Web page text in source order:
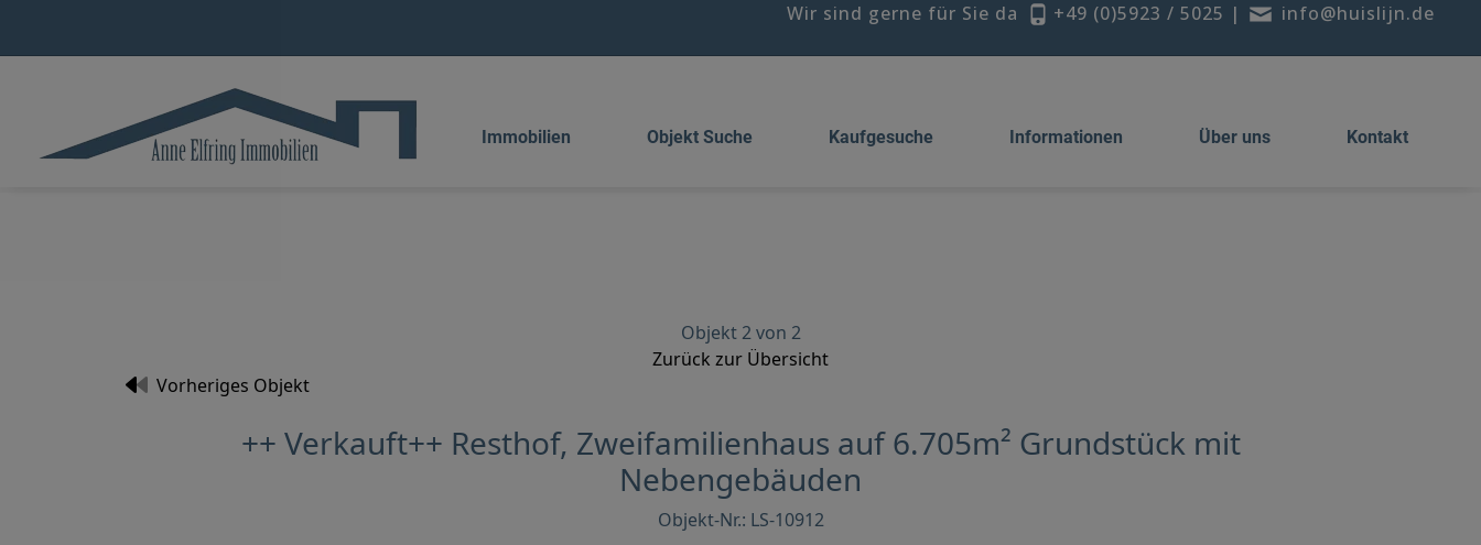
Wir sind gerne für Sie da +49 (0)5923 / 5025 | info@huislijn.de
Immobilien Objekt Suche Kaufgesuche Informationen Über uns Kontakt
Objekt 2 von 2
Vorheriges Objekt
Zurück zur Übersicht
++ Verkauft++ Resthof, Zweifamilienhaus auf 6.705m² Grundstück mit
Nebengebäuden
Objekt-Nr.: LS-10912